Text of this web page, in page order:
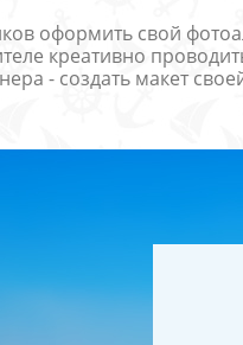
оформить свой
креативно
- создать макет